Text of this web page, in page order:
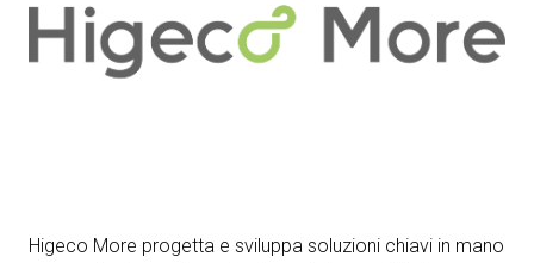
Higeco More progetta e sviluppa soluzioni chiavi in mano